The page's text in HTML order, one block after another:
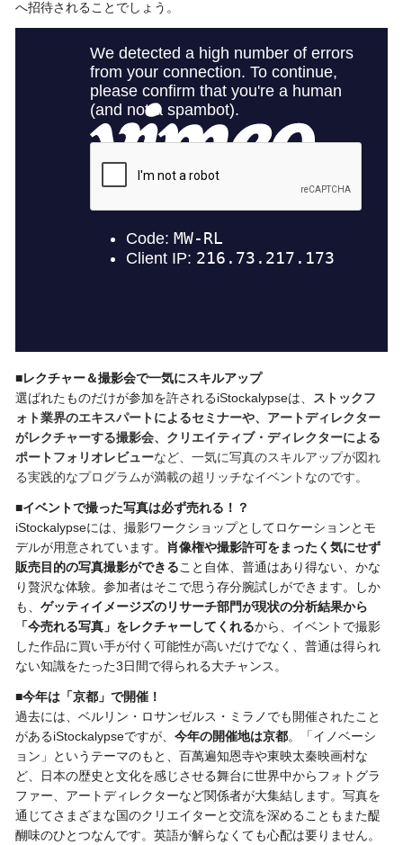
へ招待されることでしょう。
■レクチャー＆撮影会で一気にスキルアップ
選ばれたものだけが参加を許されるiStockalypseは、
ストックフ
ォト業界のエキスパートによるセミナーや、アートディレクター
がレクチャーする撮影会、クリエイティブ・ディレクターによる
ポートフォリオレビューなど、一気に写真のスキルアップが図れ
る実践的なプログラムが満載の超リッチなイベントなのです。
■イベントで撮った写真は必ず売れる！？
iStockalypseには、撮影ワークショップとしてロケーションとモ
デルが用意されています。 肖像権や撮影許可をまったく気にせず
販売目的の写真撮影ができること自体、普通はあり得ない、かな
り贅沢な体験。参加者はそこで思う存分腕試しができます。しか
も、 ゲッティイメージズのリサーチ部門が現状の分析結果から
「今売れる写真」をレクチャーしてくれるから、イベントで撮影
した作品に買い手が付く可能性が高いだけでなく、普通は得られ
ない知識をたった3日間で得られる大チャンス。
■今年は「京都」で開催！
過去には、ベルリン・ロサンゼルス・ミラノでも開催されたこと
があるiStockalypseですが、 今年の開催地は京都。「イノベーシ
ョン」というテーマのもと、百萬遍知恩寺や東映太秦映画村な
ど、日本の歴史と文化を感じさせる舞台に世界中からフォトグラ
ファー、アートディレクターなど関係者が大集結します。写真を
通じてさまざまな国のクリエイターと交流を深めることもまた醍
醐味のひとつなんです。英語が解らなくても心配は要りません。